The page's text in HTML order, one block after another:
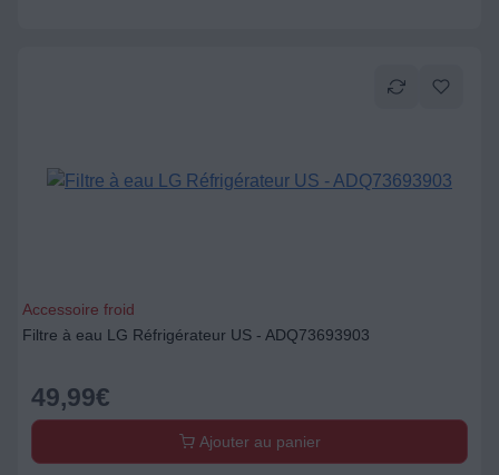
Accessoire froid
Filtre à eau LG Réfrigérateur US - ADQ73693903
49,99€
Ajouter au panier